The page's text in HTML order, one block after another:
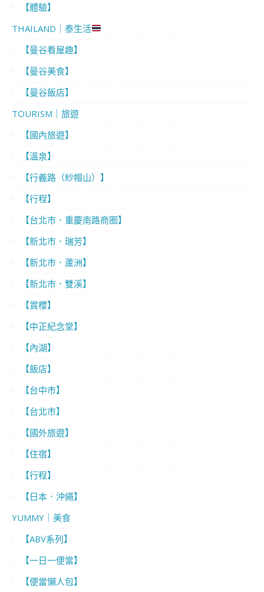
【體驗】
THAILAND｜泰生活
【曼谷看屋趣】
【曼谷美食】
【曼谷飯店】
TOURISM｜旅遊
【國內旅遊】
【溫泉】
【行義路（紗帽山）】
【行程】
【台北市．重慶南路商圈】
【新北市．瑞芳】
【新北市．蘆洲】
【新北市．雙溪】
【賞櫻】
【中正紀念堂】
【內湖】
【飯店】
【台中市】
【台北市】
【國外旅遊】
【住宿】
【行程】
【日本．沖繩】
YUMMY｜美食
【ABV系列】
【一日一便當】
【便當懶人包】